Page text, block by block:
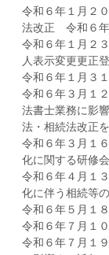
令和６年１月２
法改正 令和６年
令和６年１月２
人表示変更更正
令和６年１月３
令和６年３月１
法書士業務に影
法・相続法改正
令和６年３月１
化に関する研修会
令和６年４月１
化に伴う相続等
令和６年５月１
令和６年７月１
令和６年７月１